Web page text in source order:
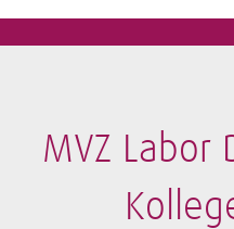
MVZ Labor